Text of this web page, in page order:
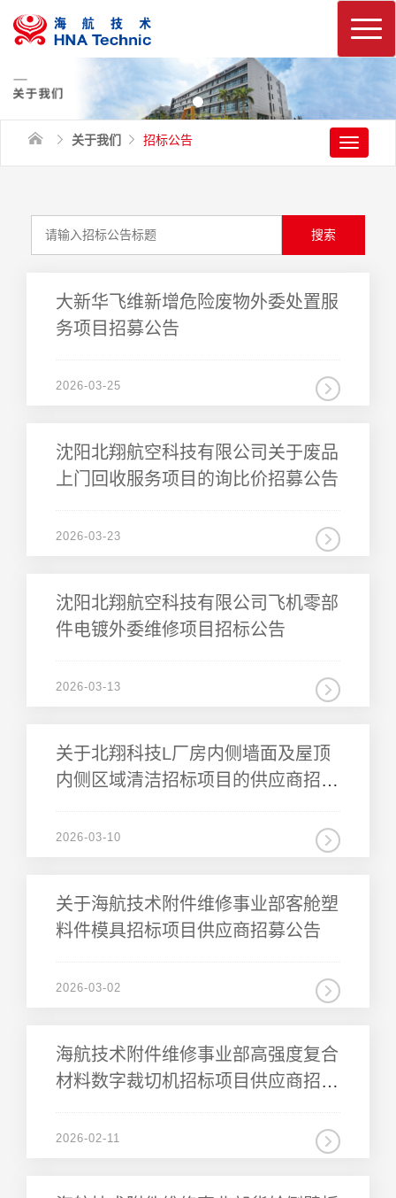
关于我们 招标公告
务项目招募公告
2026-03-25
上门回收服务项目的询比价招募公告
2026-03-23
件电镀外委维修项目招标公告
2026-03-13
2026-03-10
料件模具招标项目供应商招募公告
2026-03-02
2026-02-11